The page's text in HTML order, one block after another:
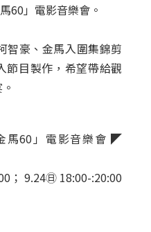
60」電影音樂會。
智豪、金馬入圍集錦剪
節目製作，希望帶給觀
60」電影音樂會 ◤
； 9.24㊐ 18:00-:20:00